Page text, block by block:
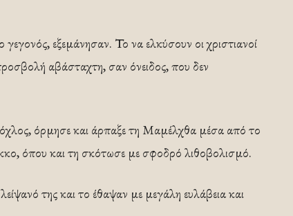
εξεμάνησαν. Το να ελκύσουν οι χριστιανοί
αβάσταχτη, σαν όνειδος, που δεν
όρμησε και άρπαξε τη Μαμέλχθα μέσα από το
όπου και τη σκότωσε με σφοδρό λιθοβολισμό.
της και το έθαψαν με μεγάλη ευλάβεια και